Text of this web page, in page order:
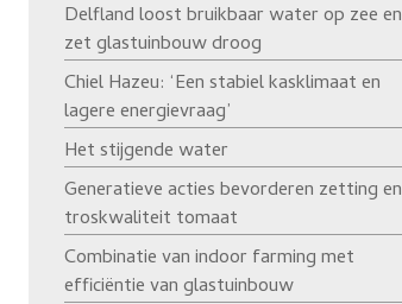
Delfland loost bruikbaar water op zee en
zet glastuinbouw droog
Chiel Hazeu: ‘Een stabiel kasklimaat en
lagere energievraag’
Het stijgende water
Generatieve acties bevorderen zetting en
troskwaliteit tomaat
Combinatie van indoor farming met
efficiëntie van glastuinbouw